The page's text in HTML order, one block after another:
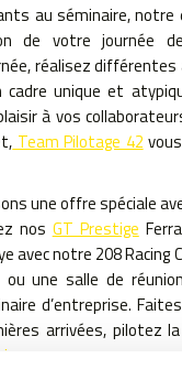
au séminaire, notre
de votre journée
réalisez
unique et
à vos
Team Pilotage 42
une offre spéciale
nos GT Prestige
notre 208 Racing
une salle de
d’entreprise.
arrivées, pilotez